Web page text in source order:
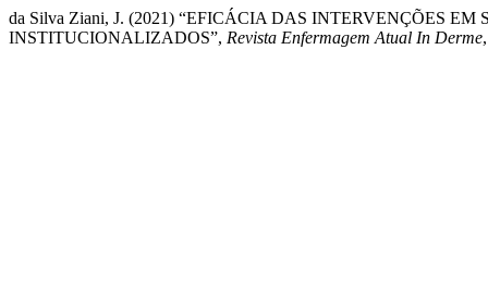
da Silva Ziani, J. (2021) “EFICÁCIA DAS INTERVENÇÕES
INSTITUCIONALIZADOS”, Revista Enfermagem Atual In Derme